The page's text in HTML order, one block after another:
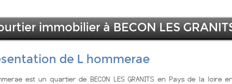
immobilier à BECON LES
de L hommerae
est un quartier de BECON LES GRANITS en Pays de la loire